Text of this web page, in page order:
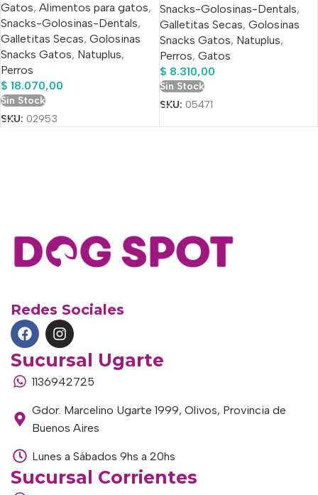
Gatos, Alimentos para gatos,
Snacks-Golosinas-Dentals,
Galletitas Secas, Golosinas
Snacks Gatos, Natuplus,
Perros
$ 18.070,00
Sin Stock
SKU: 02953
Snacks-Golosinas-Dentals,
Galletitas Secas, Golosinas
Snacks Gatos, Natuplus,
Perros, Gatos
$ 8.310,00
Sin Stock
SKU: 05471
Redes Sociales
Sucursal Ugarte
1136942725
Gdor. Marcelino Ugarte 1999, Olivos, Provincia de
Buenos Aires
Lunes a Sábados 9hs a 20hs
Sucursal Corrientes